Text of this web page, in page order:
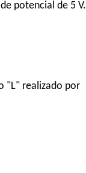
potencial de 5 V.
"L" realizado por